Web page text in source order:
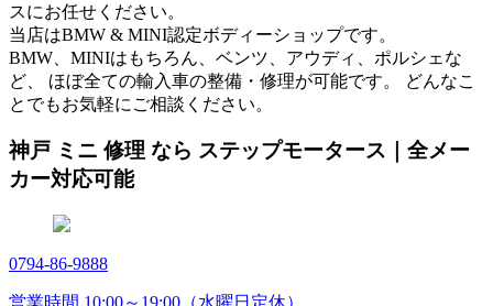
スにお任せください。
当店はBMW & MINI認定ボディーショップです。
BMW、MINIはもちろん、ベンツ、アウディ、ポルシェな
ど、 ほぼ全ての輸入車の整備・修理が可能です。 どんなこ
とでもお気軽にご相談ください。
神戸 ミニ 修理 なら ステップモータース｜全メー
カー対応可能
0794-86-9888
営業時間 10:00～19:00（水曜日定休）